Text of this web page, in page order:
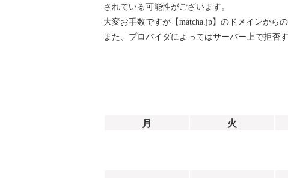
されている可能性がございます。
大変お手数ですが【matcha.jp】のドメインから
また、プロバイダによってはサーバー上で拒否
月 火